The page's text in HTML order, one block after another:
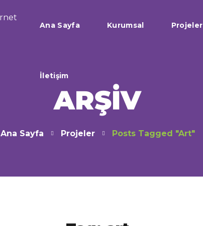
Ana Sayfa Kurumsal Projeler
İletişim
İletişim
ARŞIV
Ana Sayfa Projeler Posts Tagged "art"